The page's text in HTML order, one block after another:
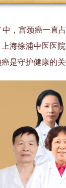
中，宫颈癌一直
海徐浦中医医
是守护健康的关